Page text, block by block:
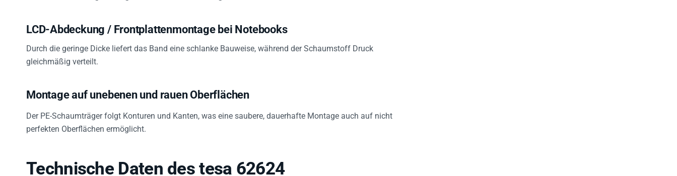
LCD-Abdeckung / Frontplattenmontage bei Notebooks
Durch die geringe Dicke liefert das Band eine schlanke Bauweise, während der Schaumstoff Druck
gleichmäßig verteilt.
Montage auf unebenen und rauen Oberflächen
Der PE-Schaumträger folgt Konturen und Kanten, was eine saubere, dauerhafte Montage auch auf nicht
perfekten Oberflächen ermöglicht.
Technische Daten des tesa 62624